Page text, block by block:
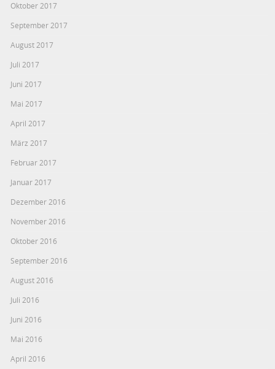
Oktober 2017
September 2017
August 2017
Juli 2017
Juni 2017
Mai 2017
April 2017
März 2017
Februar 2017
Januar 2017
Dezember 2016
November 2016
Oktober 2016
September 2016
August 2016
Juli 2016
Juni 2016
Mai 2016
April 2016